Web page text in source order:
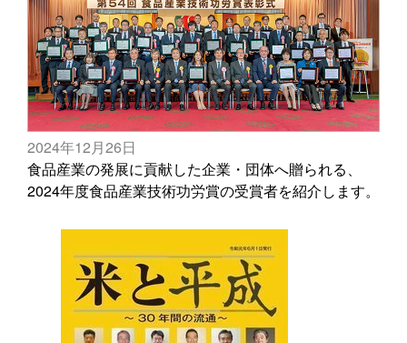
2024年12月26日
食品産業の発展に貢献した企業・団体へ贈られる、
2024年度食品産業技術功労賞の受賞者を紹介します。